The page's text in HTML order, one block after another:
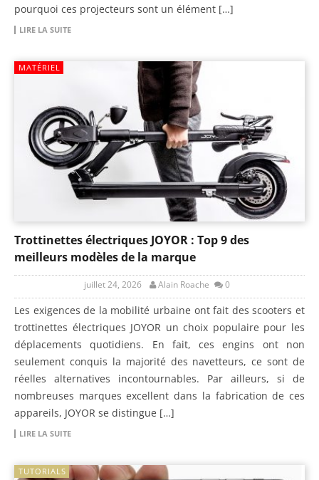
pourquoi ces projecteurs sont un élément […]
LIRE LA SUITE
MATÉRIEL
Trottinettes électriques JOYOR : Top 9 des
meilleurs modèles de la marque
juillet 24, 2026 Alain Roache 0
Les exigences de la mobilité urbaine ont fait des scooters et
trottinettes électriques JOYOR un choix populaire pour les
déplacements quotidiens. En fait, ces engins ont non
seulement conquis la majorité des navetteurs, ce sont de
réelles alternatives incontournables. Par ailleurs, si de
nombreuses marques excellent dans la fabrication de ces
appareils, JOYOR se distingue […]
LIRE LA SUITE
TUTORIALS